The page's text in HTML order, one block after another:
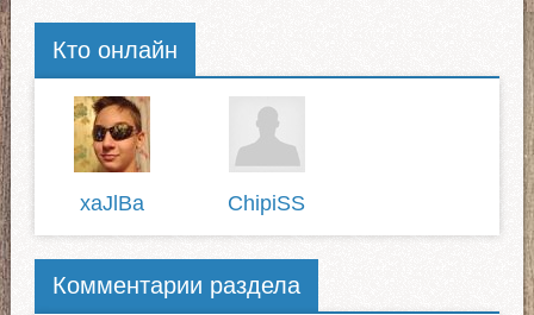
Кто онлайн
xaJlBa ChipiSS
Комментарии раздела